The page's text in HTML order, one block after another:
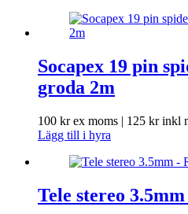
Socapex 19 pin
groda 2m
100 krex moms | 125 krinkl
Lägg till i hyra
Tele stereo